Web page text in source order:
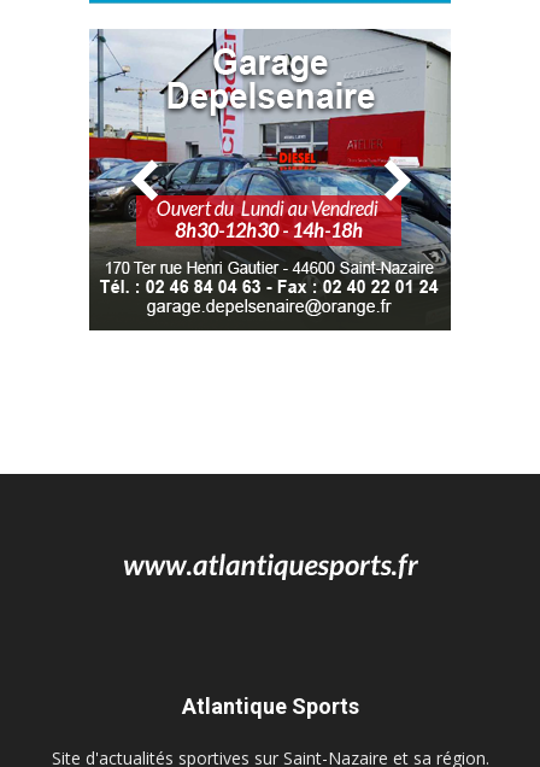
Atlantique Sports
Site d'actualités sportives sur Saint-Nazaire et sa région.